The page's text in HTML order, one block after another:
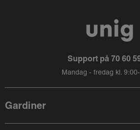
Support på 70 60
Mandag - fredag kl.
Gardiner